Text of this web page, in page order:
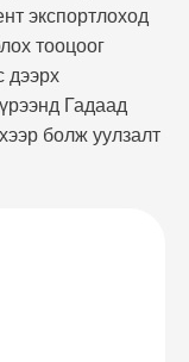
экспортлоход
тооцоог
дээрх
Гадаад
болж уулзалт